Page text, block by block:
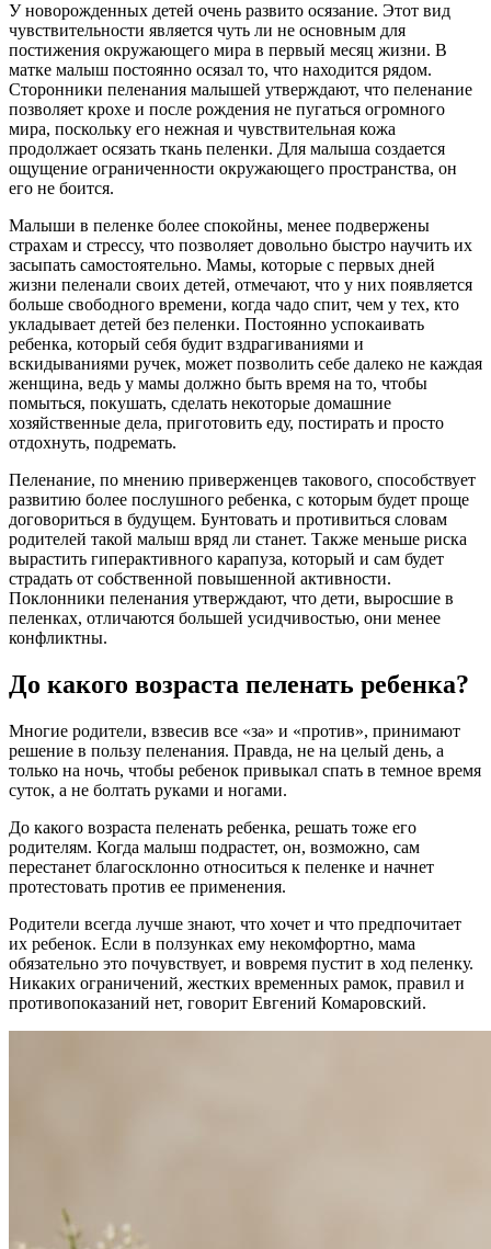
У новорожденных детей очень развито осязание. Этот вид
чувствительности является чуть ли не основным для
постижения окружающего мира в первый месяц жизни. В
матке малыш постоянно осязал то, что находится рядом.
Сторонники пеленания малышей утверждают, что пеленание
позволяет крохе и после рождения не пугаться огромного
мира, поскольку его нежная и чувствительная кожа
продолжает осязать ткань пеленки. Для малыша создается
ощущение ограниченности окружающего пространства, он
его не боится.
Малыши в пеленке более спокойны, менее подвержены
страхам и стрессу, что позволяет довольно быстро научить их
засыпать самостоятельно. Мамы, которые с первых дней
жизни пеленали своих детей, отмечают, что у них появляется
больше свободного времени, когда чадо спит, чем у тех, кто
укладывает детей без пеленки. Постоянно успокаивать
ребенка, который себя будит вздрагиваниями и
вскидываниями ручек, может позволить себе далеко не каждая
женщина, ведь у мамы должно быть время на то, чтобы
помыться, покушать, сделать некоторые домашние
хозяйственные дела, приготовить еду, постирать и просто
отдохнуть, подремать.
Пеленание, по мнению приверженцев такового, способствует
развитию более послушного ребенка, с которым будет проще
договориться в будущем. Бунтовать и противиться словам
родителей такой малыш вряд ли станет. Также меньше риска
вырастить гиперактивного карапуза, который и сам будет
страдать от собственной повышенной активности.
Поклонники пеленания утверждают, что дети, выросшие в
пеленках, отличаются большей усидчивостью, они менее
конфликтны.
До какого возраста пеленать ребенка?
Многие родители, взвесив все «за» и «против», принимают
решение в пользу пеленания. Правда, не на целый день, а
только на ночь, чтобы ребенок привыкал спать в темное время
суток, а не болтать руками и ногами.
До какого возраста пеленать ребенка, решать тоже его
родителям. Когда малыш подрастет, он, возможно, сам
перестанет благосклонно относиться к пеленке и начнет
протестовать против ее применения.
Родители всегда лучше знают, что хочет и что предпочитает
их ребенок. Если в ползунках ему некомфортно, мама
обязательно это почувствует, и вовремя пустит в ход пеленку.
Никаких ограничений, жестких временных рамок, правил и
противопоказаний нет, говорит Евгений Комаровский.